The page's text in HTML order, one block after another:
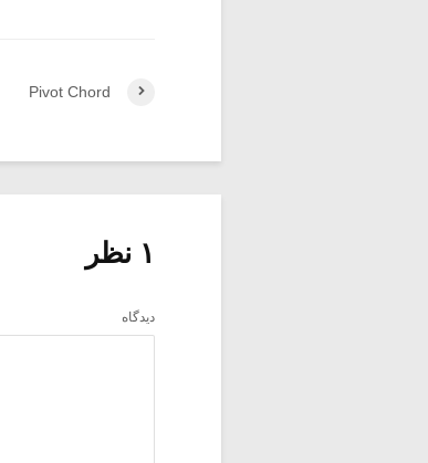
Pivot Chord
۱ نظر
دیدگاه